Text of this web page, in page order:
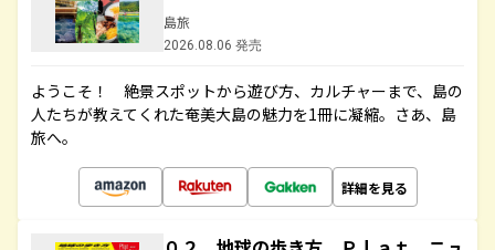
島旅
2026.08.06 発売
ようこそ！ 絶景スポットから遊び方、カルチャーまで、島の
人たちが教えてくれた奄美大島の魅力を1冊に凝縮。さあ、島
旅へ。
詳細を見る